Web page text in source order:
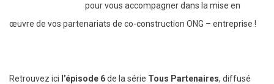
pour vous accompagner dans la mise en
œuvre de vos partenariats de co-construction ONG – entreprise !
Retrouvez ici l’épisode 6de la série Tous Partenaires, diffusé